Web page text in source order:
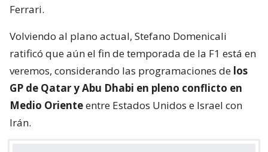
Ferrari.
Volviendo al plano actual, Stefano Domenicali
ratificó que aún el fin de temporada de la F1 está en
veremos, considerando las programaciones de los
GP de Qatar y Abu Dhabi en pleno conflicto en
Medio Orienteentre Estados Unidos e Israel con
Irán.